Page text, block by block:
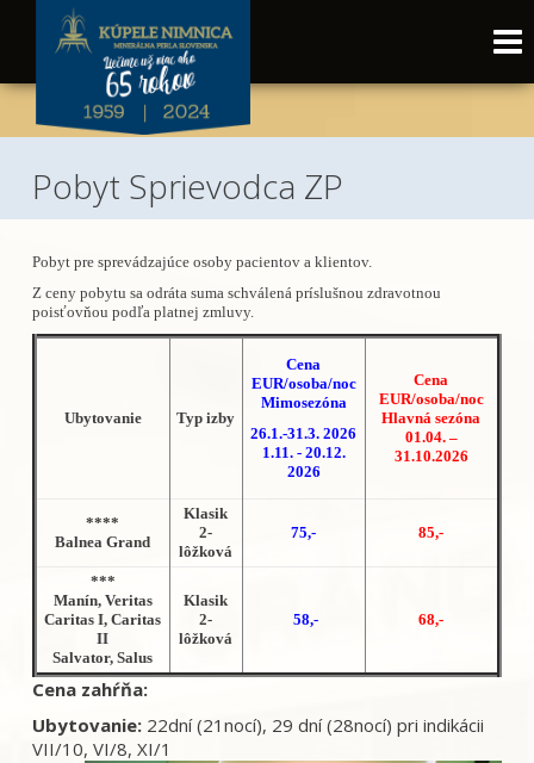
Pobyt Sprievodca ZP
Pobyt pre sprevádzajúce osoby pacientov a klientov.
Z ceny pobytu sa odráta suma schválená príslušnou zdravotnou
poisťovňou podľa platnej zmluvy.
Ubytovanie Typ izby
Cena
EUR/osoba/noc
Mimosezóna
26.1.-31.3. 2026
1.11. - 20.12.
2026
Cena
EUR/osoba/noc
Hlavná sezóna
01.04. –
31.10.2026
****
Balnea Grand
Klasik
2-
lôžková
75,- 85,-
***
Manín, Veritas
Caritas I,Caritas
II
Salvator, Salus
Klasik
2-
lôžková
58,- 68,-
Cena zahŕňa:
Ubytovanie:22dní (21nocí), 29 dní (28nocí) pri indikácii
VII/10, VI/8, XI/1